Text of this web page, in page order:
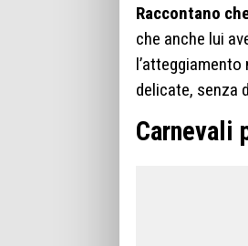
Raccontano
che anche lui
delicate, senza
Carnevali